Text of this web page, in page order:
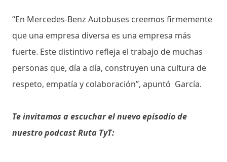
“En Mercedes-Benz Autobuses creemos firmemente
que una empresa diversa es una empresa más
fuerte. Este distintivo refleja el trabajo de muchas
personas que, día a día, construyen una cultura de
respeto, empatía y colaboración”, apuntó García.
Te invitamos a escuchar el nuevo episodio de
nuestro podcast Ruta TyT: